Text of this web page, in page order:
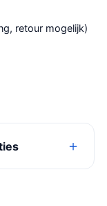
retour mogelijk)